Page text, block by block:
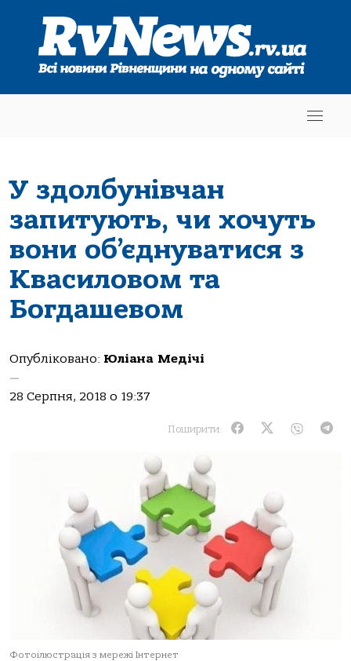
У здолбунівчан
запитують, чи хочуть
вони об’єднуватися з
Квасиловом та
Богдашевом
Опубліковано: Юліана Медічі
—
28 Серпня, 2018 о 19:37
Поширити:
Фотоілюстрація з мережі Інтернет